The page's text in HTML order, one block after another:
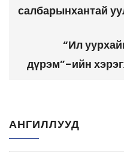
салбарынхантай
“Ил
дүрэм”-ийн
АНГИЛЛУУД